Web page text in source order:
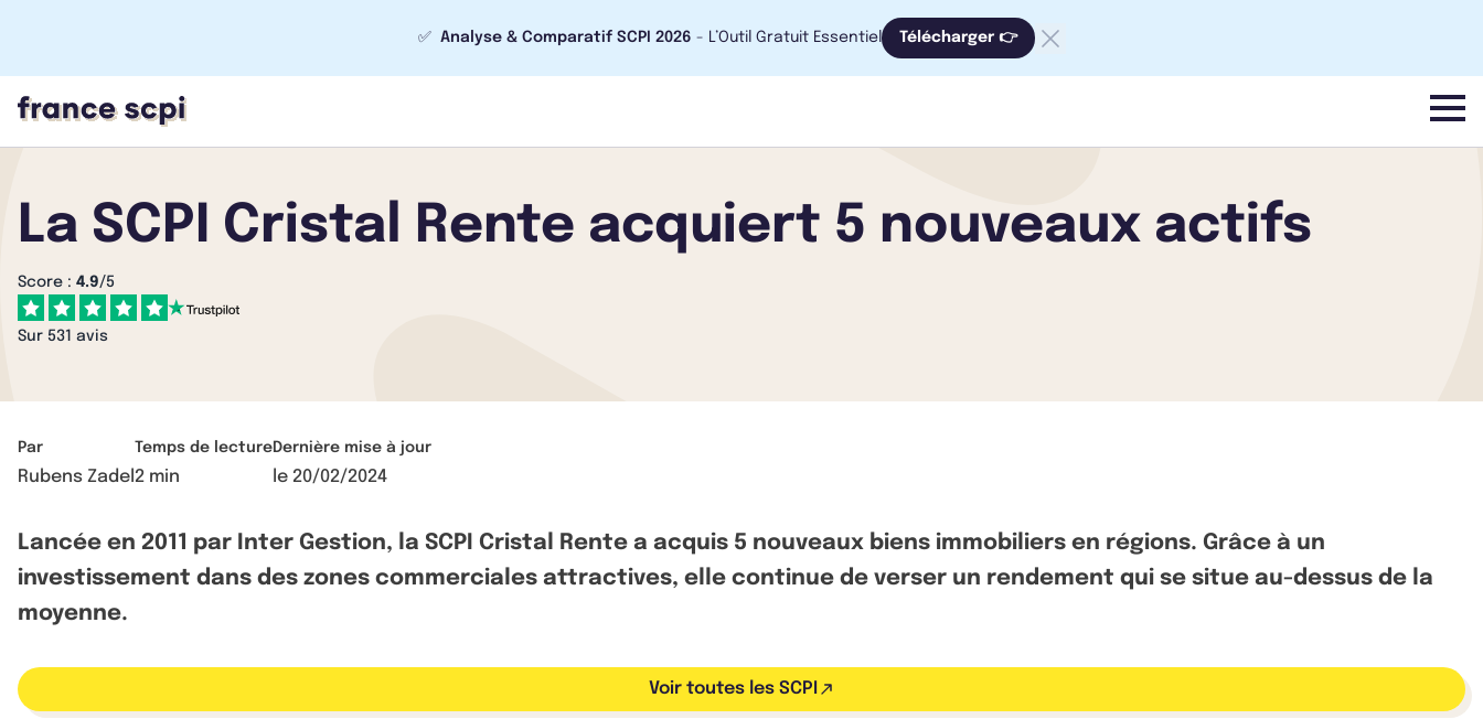
✅ Analyse & Comparatif SCPI 2026 - L’Outil Gratuit Essentiel Télécharger 👉
menu
La SCPI Cristal Rente acquiert 5 nouveaux actifs
Score : 4.9/5
Sur 531 avis
Par
Rubens Zadel
Temps de lecture
2 min
Dernière mise à jour
le 20/02/2024
Lancée en 2011 par Inter Gestion, la SCPI Cristal Rente a acquis 5 nouveaux biens immobiliers en régions. Grâce à un
investissement dans des zones commerciales attractives, elle continue de verser un rendement qui se situe au-dessus de la
moyenne.
Voir toutes les SCPI